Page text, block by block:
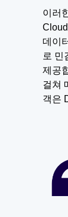
이러
데이
로 민
제공
걸쳐
객은